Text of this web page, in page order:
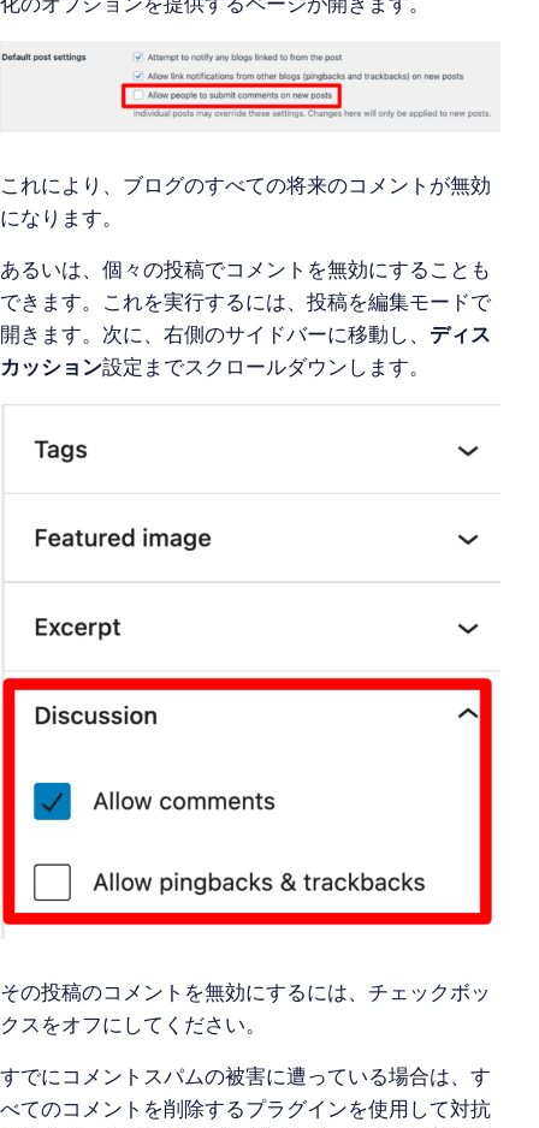
化のオプションを提供するページが開きます。
これにより、ブログのすべての将来のコメントが無効
になります。
あるいは、個々の投稿でコメントを無効にすることも
できます。これを実行するには、投稿を編集モードで
開きます。次に、右側のサイドバーに移動し、 ディス
カッション設定までスクロールダウンします。
その投稿のコメントを無効にするには、チェックボッ
クスをオフにしてください。
すでにコメントスパムの被害に遭っている場合は、す
べてのコメントを削除するプラグインを使用して対抗